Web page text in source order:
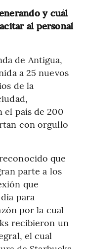
y cuál
al personal
de Antigua,
a 25 nuevos
de la
el país de 200
con orgullo
que
parte a los
que
para
por la cual
recibieron un
el cual